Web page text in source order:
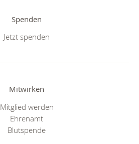
Spenden
Jetzt spenden
Mitwirken
Mitglied werden
Ehrenamt
Blutspende